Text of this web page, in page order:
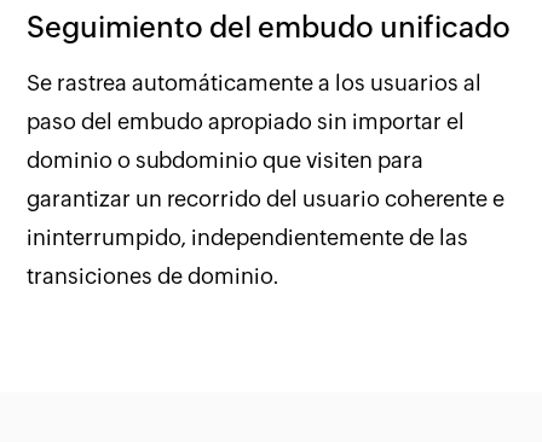
Seguimiento del embudo unificado
Se rastrea automáticamente a los usuarios al
paso del embudo apropiado sin importar el
dominio o subdominio que visiten para
garantizar un recorrido del usuario coherente e
ininterrumpido, independientemente de las
transiciones de dominio.